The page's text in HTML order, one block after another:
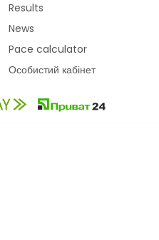
Results
News
Pace calculator
Особистий кабінет